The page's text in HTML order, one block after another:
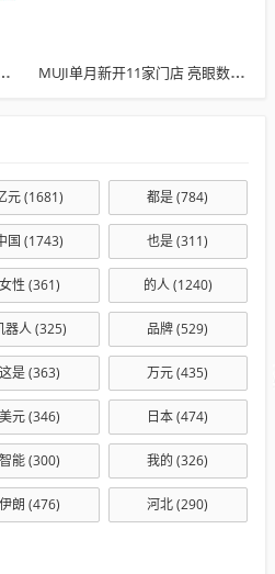
容？哪些企业可以申请缓缴 MUJI单月新开11家门店 亮眼数据回应闭店潮
元(1681) 都是(784)
国 (1743) 也是(311)
女性 (361) 的人(1240)
器人(325) 品牌(529)
这是(363) 万元(435)
美元(346) 日本(474)
智能(300) 我的 (326)
伊朗 (476) 河北(290)